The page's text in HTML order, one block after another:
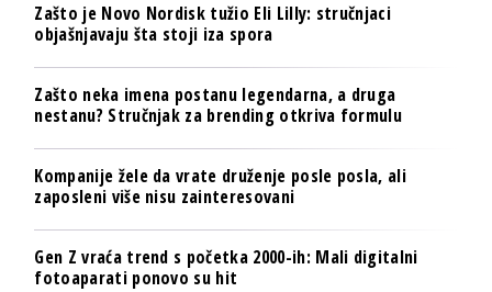
Zašto je Novo Nordisk tužio Eli Lilly: stručnjaci
objašnjavaju šta stoji iza spora
Zašto neka imena postanu legendarna, a druga
nestanu? Stručnjak za brending otkriva formulu
Kompanije žele da vrate druženje posle posla, ali
zaposleni više nisu zainteresovani
Gen Z vraća trend s početka 2000-ih: Mali digitalni
fotoaparati ponovo su hit